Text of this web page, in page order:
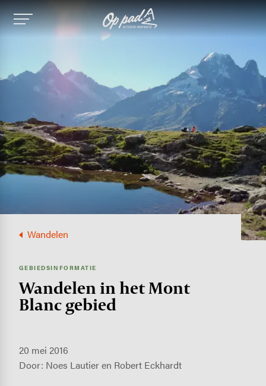
Image
Wandelen
GEBIEDSINFORMATIE
Wandelen in het Mont
Blanc gebied
20 mei 2016
Door: Noes Lautier en Robert Eckhardt